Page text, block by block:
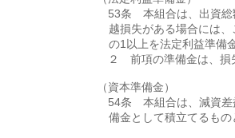
第53条 本組合は、出資
越損失がある場合には
の1以上を法定利益準備
２ 前項の準備金は、損
（資本準備金）
第54条 本組合は、減資
備金として積立てるもの